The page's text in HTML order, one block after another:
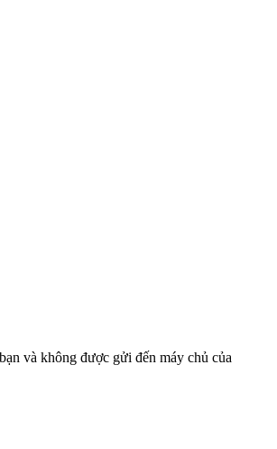
và không được gửi đến máy chủ của